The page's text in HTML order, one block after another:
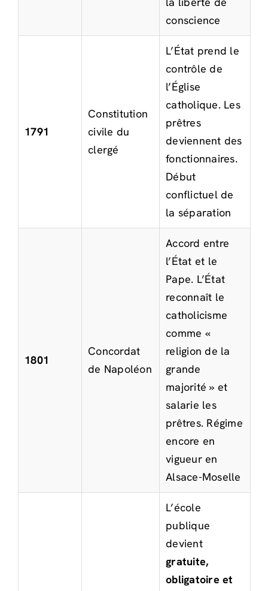
conscience
1791
Constitution
civile du
clergé
L’État prend le
contrôle de
l’Église
catholique. Les
prêtres
deviennent des
fonctionnaires.
Début
conflictuel de
la séparation
1801
Concordat
de Napoléon
Accord entre
l’État et le
Pape. L’État
reconnaît le
catholicisme
comme «
religion de la
grande
majorité » et
salarie les
prêtres. Régime
encore en
vigueur en
Alsace-Moselle
L’école
publique
devient
gratuite,
obligatoire et